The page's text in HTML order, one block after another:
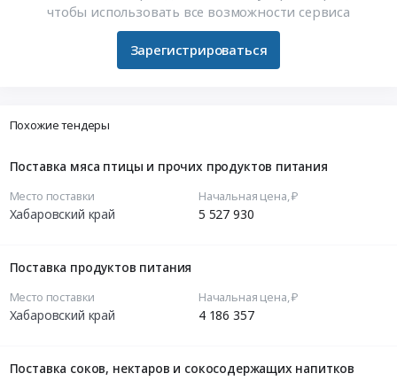
чтобы использовать все возможности сервиса
Зарегистрироваться
Похожие тендеры
Поставка мяса птицы и прочих продуктов питания
Место поставки
Хабаровский край
Начальная цена, ₽
5 527 930
Поставка продуктов питания
Место поставки
Хабаровский край
Начальная цена, ₽
4 186 357
Поставка соков, нектаров и сокосодержащих напитков